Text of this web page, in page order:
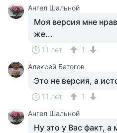
Ангел Шальной
Моя версия мне
же...
11 лет
1
Алексей Батогов
Это не версия, а
11 лет
1
Ангел Шальной
Ну это у Вас факт,